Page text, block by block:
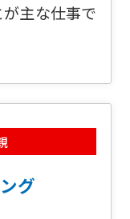
主な仕事で
グ